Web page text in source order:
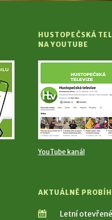
HUSTOPEČSKÁ
NA YOUTUBE
YouTube kanál
AKTUÁLNĚ
Letní